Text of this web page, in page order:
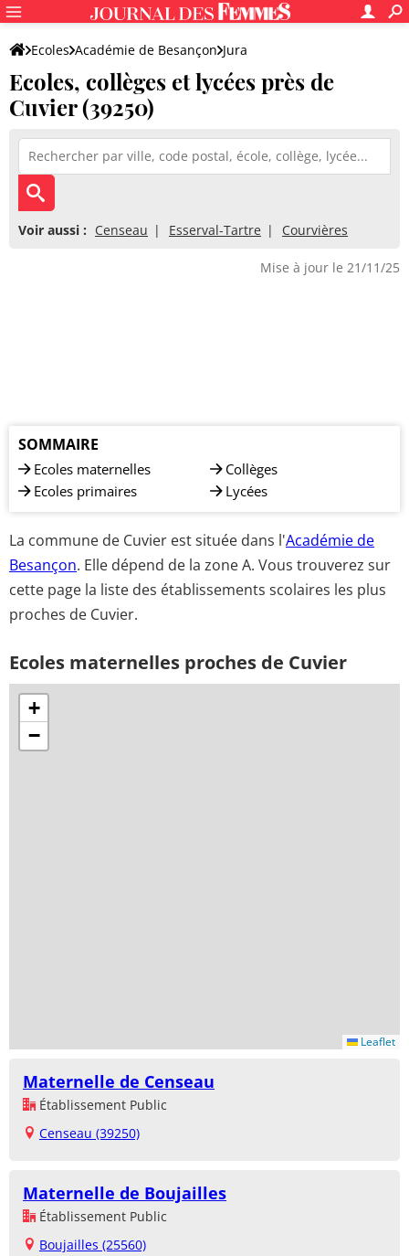
Ecoles Académie de Besançon Jura
Ecoles, collèges et lycées près de
Cuvier (39250)
Voir aussi : Censeau Esserval-Tartre Courvières
Mise à jour le 21/11/25
SOMMAIRE
Ecoles maternelles
Ecoles primaires
Collèges
Lycées
La commune de Cuvier est située dans l'Académie de
Besançon. Elle dépend de la zone A. Vous trouverez sur
cette page la liste des établissements scolaires les plus
proches de Cuvier.
Ecoles maternelles proches de Cuvier
+
−
Leaflet
Maternelle de Censeau
Établissement Public
Censeau (39250)
Maternelle de Boujailles
Établissement Public
Boujailles (25560)